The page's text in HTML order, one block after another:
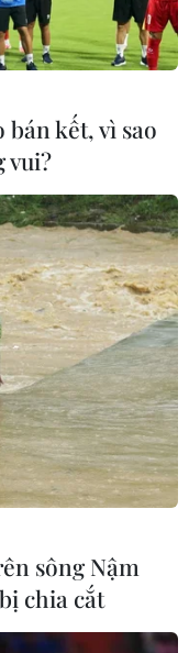
Kim Thanh cản phá
phát)
tiền đạo đội tuyển nữ
bán kết, vì sao
vui?
sông Nậm
chia cắt